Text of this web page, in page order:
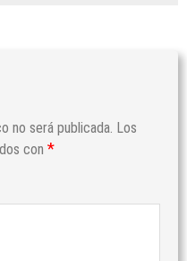
no será publicada. Los
con *